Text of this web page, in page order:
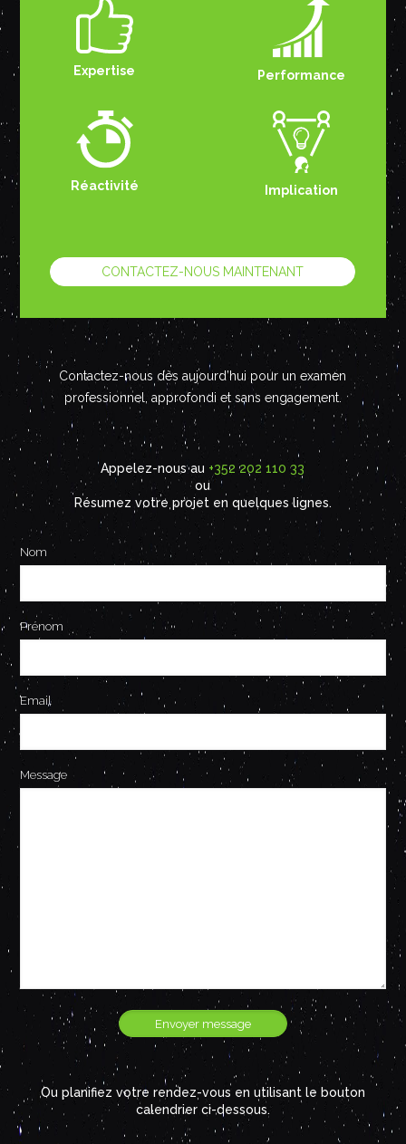
Expertise Performance
Réactivité Implication
CONTACTEZ-NOUS MAINTENANT
Contactez-nous dès aujourd’hui pour un examen
professionnel, approfondi et sans engagement.
Appelez-nous au +352 202 110 33
ou
Résumez votre projet en quelques lignes.
Nom
Prénom
Email
Message
Ou planifiez votre rendez-vous en utilisant le bouton
calendrier ci-dessous.